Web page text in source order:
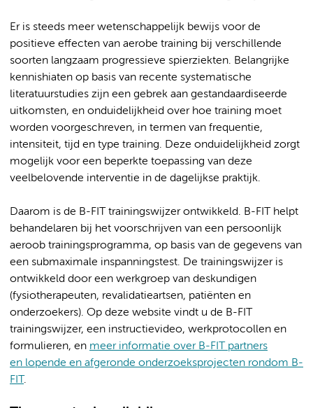
Er is steeds meer wetenschappelijk bewijs voor de
positieve effecten van aerobe training bij verschillende
soorten langzaam progressieve spierziekten. Belangrijke
kennishiaten op basis van recente systematische
literatuurstudies zijn een gebrek aan gestandaardiseerde
uitkomsten, en onduidelijkheid over hoe training moet
worden voorgeschreven, in termen van frequentie,
intensiteit, tijd en type training. Deze onduidelijkheid zorgt
mogelijk voor een beperkte toepassing van deze
veelbelovende interventie in de dagelijkse praktijk.
Daarom is de B-FIT trainingswijzer ontwikkeld. B-FIT helpt
behandelaren bij het voorschrijven van een persoonlijk
aeroob trainingsprogramma, op basis van de gegevens van
een submaximale inspanningstest. De trainingswijzer is
ontwikkeld door een werkgroep van deskundigen
(fysiotherapeuten, revalidatieartsen, patiënten en
onderzoekers). Op deze website vindt u de B-FIT
trainingswijzer, een instructievideo, werkprotocollen en
formulieren, en meer informatie over B-FIT partners
en lopende en afgeronde onderzoeksprojecten rondom B-
FIT .